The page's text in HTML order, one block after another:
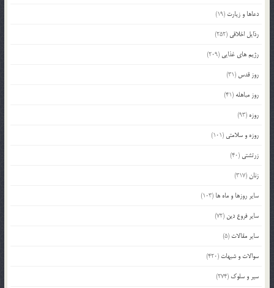
دعاها و زیارت (19)
رذایل اخلاقی (252)
رژیم های غذایی (209)
روز قدس (31)
روز مباهله (41)
روزه (93)
روزه و سلامتی (101)
زرتشتی (40)
زنان(317)
سایر روزها و ماه ها (103)
سایر فروع دین (72)
سایر مقالات (5)
سوالات و شبهات (420)
سیر و سلوک (274)